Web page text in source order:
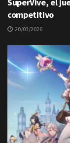
competitivo
20/03/2026